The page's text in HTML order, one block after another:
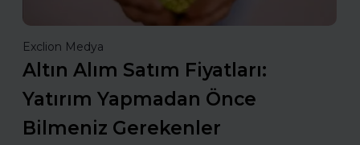
Exclion Medya
Altın Alım Satım Fiyatları:
Yatırım Yapmadan Önce
Bilmeniz Gerekenler